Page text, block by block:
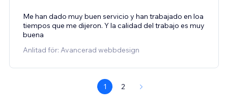
Me han dado muy buen servicio y han trabajado en loa
tiempos que me dijeron. Y la calidad del trabajo es muy
buena
Anlitad för: Avancerad webbdesign
1 2